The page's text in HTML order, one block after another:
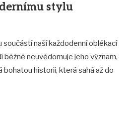
stylu
součástí naší každodenní oblékací
běžně neuvědomuje jeho význam,
bohatou historii, která sahá až do